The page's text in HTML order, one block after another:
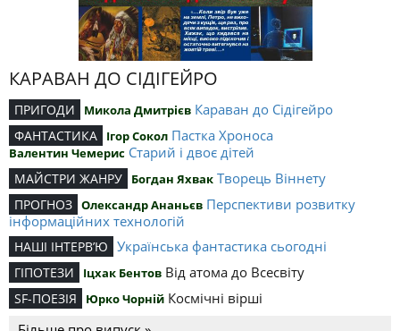
КАРАВАН ДО СІДІГЕЙРО
ПРИГОДИ Микола Дмитрієв Караван до Сідігейро
ФАНТАСТИКА Ігор Сокол Пастка Хроноса
Валентин Чемерис Старий і двоє дітей
МАЙСТРИ ЖАНРУ Богдан Яхвак Творець Віннету
ПРОГНОЗ Олександр Ананьєв Перспективи розвитку
інформаційних технологій
НАШІ ІНТЕРВ’Ю Українська фантастика сьогодні
ГІПОТЕЗИ Іцхак Бентов Від атома до Всесвіту
SF-ПОЕЗІЯ Юрко Чорній Космічні вірші